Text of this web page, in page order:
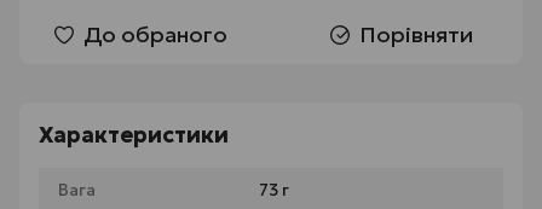
До обраного Порівняти
Характеристики
Вага 73 г